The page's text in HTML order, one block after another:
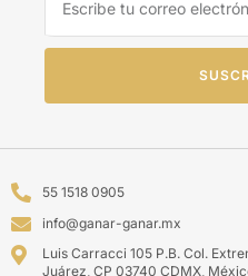
55 1518 0905
info@ganar-ganar.mx
Luis Carracci 105 P.B. Col.
Juárez, CP 03740 CDMX,